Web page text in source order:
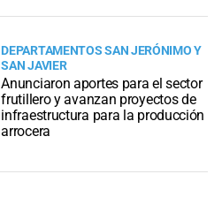
DEPARTAMENTOS SAN JERÓNIMO Y
SAN JAVIER
Anunciaron aportes para el sector
frutillero y avanzan proyectos de
infraestructura para la producción
arrocera